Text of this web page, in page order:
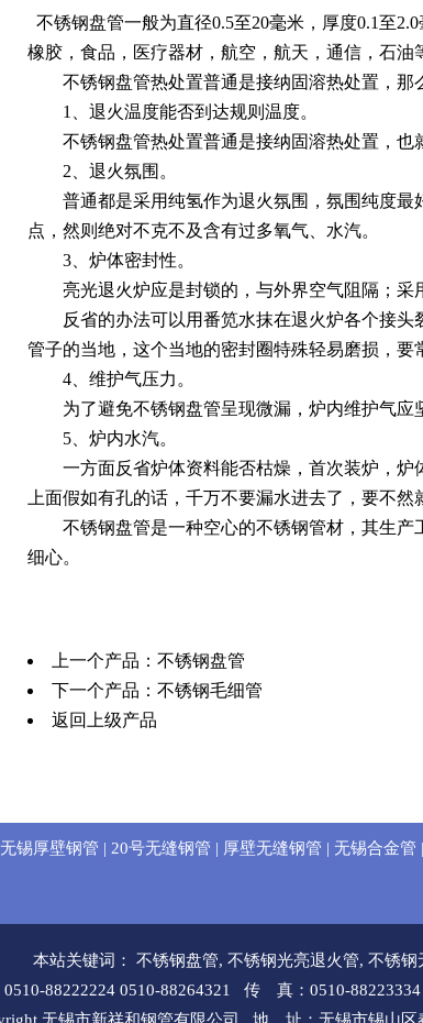
不锈钢盘管一般为直径0.5至20毫米，厚度0.1至
橡胶，食品，医疗器材，航空，航天，通信，石油
不锈钢盘管热处置普通是接纳固溶热处置，那
1、退火温度能否到达规则温度。
不锈钢盘管热处置普通是接纳固溶热处置，也就
2、退火氛围。
普通都是采用纯氢作为退火氛围，氛围纯度最
点，然则绝对不克不及含有过多氧气、水汽。
3、炉体密封性。
亮光退火炉应是封锁的，与外界空气阻隔；采
反省的办法可以用番笕水抹在退火炉各个接头
管子的当地，这个当地的密封圈特殊轻易磨损，要
4、维护气压力。
为了避免不锈钢盘管呈现微漏，炉内维护气应
5、炉内水汽。
一方面反省炉体资料能否枯燥，首次装炉，炉
上面假如有孔的话，千万不要漏水进去了，要不然
不锈钢盘管是一种空心的不锈钢管材，其生产
细心。
上一个产品： 不锈钢盘管
下一个产品： 不锈钢毛细管
返回上级产品
无锡厚壁钢管 | 20号无缝钢管 | 厚壁无缝钢管 | 无锡合金管 |
本站关键词： 不锈钢盘管, 不锈钢光亮退火管, 不锈钢
88222224 0510-88264321 传 真：0510-